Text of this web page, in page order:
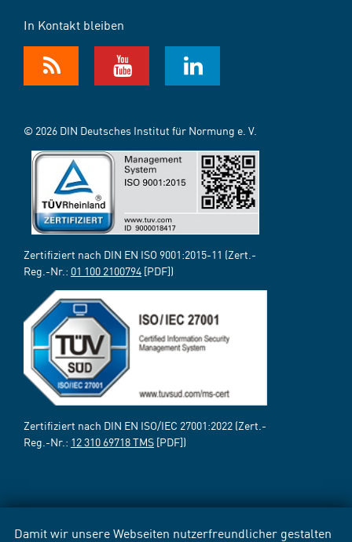
Damit wir unsere Webseiten nutzerfreundlicher gestalten
In Kontakt bleiben
© 2026 DIN Deutsches Institut für Normung e. V.
Zertifiziert nach DIN EN ISO 9001:2015-11 (Zert.-
Reg.-Nr.: 01 100 2100794 [PDF])
Zertifiziert nach DIN EN ISO/IEC 27001:2022 (Zert.-
Reg.-Nr.: 12 310 69718 TMS [PDF])